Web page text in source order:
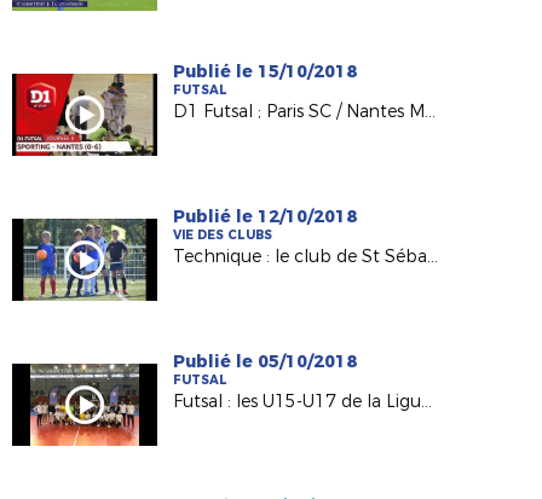
Publié le 15/10/2018
FUTSAL
D1 Futsal ; Paris SC / Nantes Métropole Futsal (0-6)
Publié le 12/10/2018
VIE DES CLUBS
Technique : le club de St Sébastien au service de nos BMF !
Publié le 05/10/2018
FUTSAL
Futsal : les U15-U17 de la Ligue font leur rentrée !